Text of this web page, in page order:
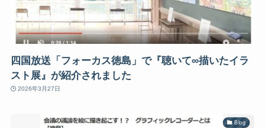
四国放送「フォーカス徳島」で『聴いて∞描いたイラ
スト展』が紹介されました
2026年3月27日
Blog